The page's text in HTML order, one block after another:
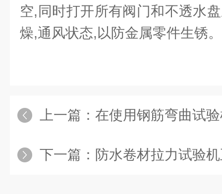
空,同时打开所有阀门和不透水
燥,通风状态,以防金属零件生锈。
上一篇： 在使用钢筋弯曲试验机时
下一篇： 防水卷材拉力试验机正